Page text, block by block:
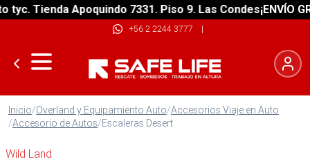
Tienda Apoquindo 7331. Piso 9. Las Condes¡ENVÍO
+56 2 2244 3777 |
Inicio/Overland y Equipamiento Auto/Accesorios Viaje en Auto
/Accesorio de Autos/Escaleras Desert
Wild Land